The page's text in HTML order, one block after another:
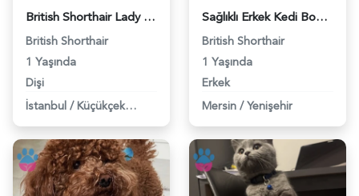
British Shorthair Lady kociş arıyor - 118984656
British Shorthair
1 Yaşında
Dişi
İstanbul / Küçükçekmece
Sağlıklı Erkek Kedi Bobi’ye Eş Aranıyor - 118984657
British Shorthair
1 Yaşında
Erkek
Mersin / Yenişehir